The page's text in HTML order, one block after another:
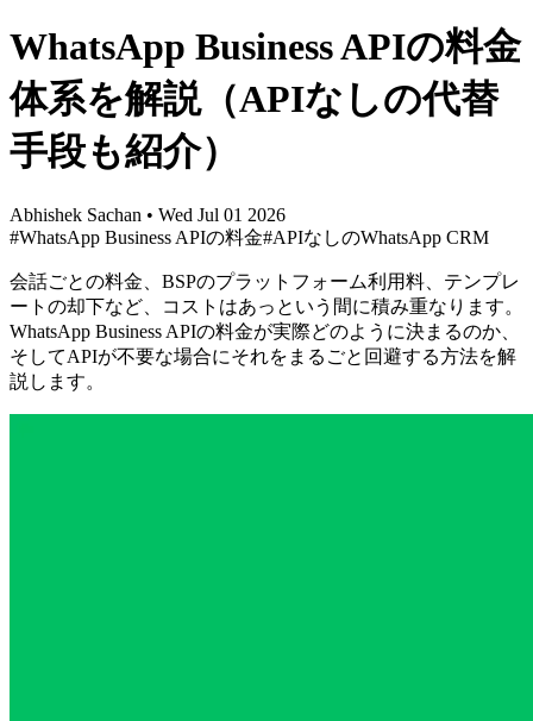
WhatsApp Business APIの料金
体系を解説（APIなしの代替
手段も紹介）
Abhishek Sachan • Wed Jul 01 2026
#WhatsApp Business APIの料金#APIなしのWhatsApp CRM
会話ごとの料金、BSPのプラットフォーム利用料、テンプレ
ートの却下など、コストはあっという間に積み重なります。
WhatsApp Business APIの料金が実際どのように決まるのか、
そしてAPIが不要な場合にそれをまるごと回避する方法を解
説します。